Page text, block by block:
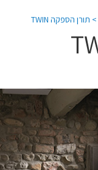
> תורן הספקה TWIN